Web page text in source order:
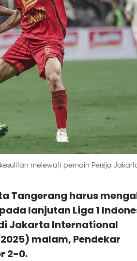
melewati pemain Persija
Tangerang harus
lanjutan Liga 1
Jakarta International
malam, Pendekar
2-0.